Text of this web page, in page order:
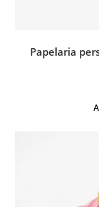
Papelaria